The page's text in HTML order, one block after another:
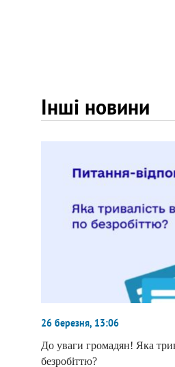
Інші новини
26 березня, 13:06
До уваги громадян! Яка
безробіттю?